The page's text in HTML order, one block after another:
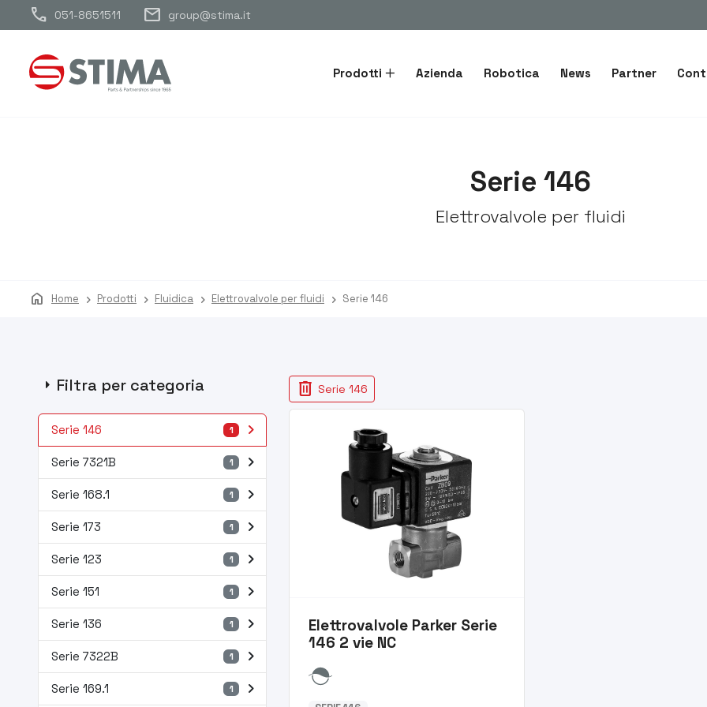
call 051-8651511 mail group@stima.it
Prodotti Azienda Robotica News Partner
Serie 146
Elettrovalvole per fluidi
home Home Prodotti Fluidica Elettrovalvole per fluidi Serie 146
arrow_right Filtra per categoria
Serie 146 1 navigate_next
Serie 7321B 1 navigate_next
Serie 168.1 1 navigate_next
Serie 173 1 navigate_next
Serie 123 1 navigate_next
Serie 151 1 navigate_next
Serie 136 1 navigate_next
Serie 7322B 1 navigate_next
Serie 169.1 1 navigate_next
delete Serie 146
Elettrovalvole Parker Serie
146 2 vie NC